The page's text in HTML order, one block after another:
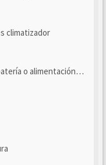
climatizador
o alimentación eléctri...